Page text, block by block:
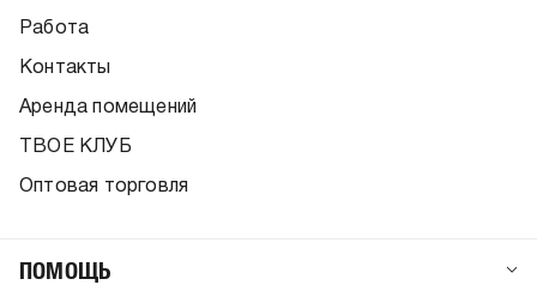
Работа
Контакты
Аренда помещений
ТВОЕ КЛУБ
Оптовая торговля
ПОМОЩЬ